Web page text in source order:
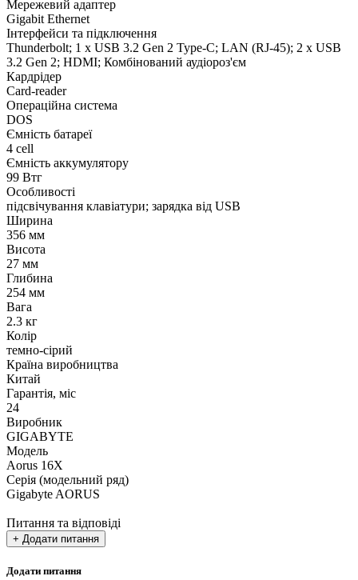
Мережевий адаптер
Gigabit Ethernet
Інтерфейси та підключення
Thunderbolt; 1 x USB 3.2 Gen 2 Type-C; LAN (RJ-45); 2 x USB
3.2 Gen 2; HDMI; Комбінований аудіороз'єм
Кардрідер
Card-reader
Операційна система
DOS
Ємність батареї
4 cell
Ємність аккумулятору
99 Втг
Особливості
підсвічування клавіатури; зарядка від USB
Ширина
356 мм
Висота
27 мм
Глибина
254 мм
Вага
2.3 кг
Колір
темно-сірий
Країна виробництва
Китай
Гарантія, міс
24
Виробник
GIGABYTE
Модель
Aorus 16X
Серія (модельний ряд)
Gigabyte AORUS
Питання та відповіді
+ Додати питання
Додати питання